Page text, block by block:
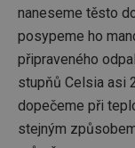
naneseme těsto
posypeme ho
připraveného
stupňů Celsia asi
dopečeme při
stejným